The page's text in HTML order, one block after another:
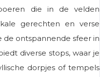
die in de velden
gerechten en verse
ontspannende sfeer in
diverse stops, waar je
dorpjes of tempels